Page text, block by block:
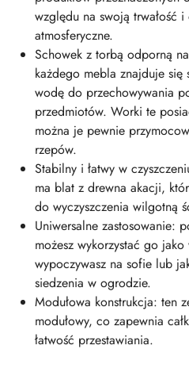
względu na swoją trwałość
atmosferyczne.
Schowek z torbą odporną
każdego mebla znajduje
wodę do przechowywania
przedmiotów. Worki te
można je pewnie
rzepów.
Stabilny i łatwy w
ma blat z drewna akacji,
do wyczyszczenia wilgotną
Uniwersalne zastosowanie:
możesz wykorzystać go
wypoczywasz na sofie lub
siedzenia w ogrodzie.
Modułowa konstrukcja: ten
modułowy, co zapewnia
łatwość przestawiania.